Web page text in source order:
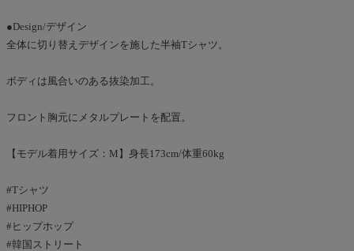
●Design/デザイン
全体に切り替えデザインを施した半袖Tシャツ。
ボディは風合いのある抜染加工。
フロント胸元にメタルプレートを配置。
【モデル着用サイズ：M】身長173cm/体重60kg
#Tシャツ
#HIPHOP
#ヒップホップ
#韓国ストリート